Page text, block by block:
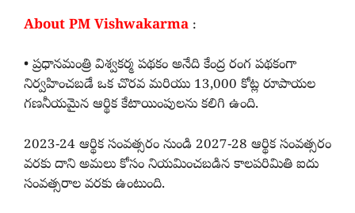
About PM Vishwakarma :
• ప్రధానమంత్రి విశ్వకర్మ పథకం అనేది కేంద్ర రంగ పథకంగా
నిర్వహించబడే ఒక చొరవ మరియు 13,000 కోట్ల రూపాయల
గణనీయమైన ఆర్థిక కేటాయింపులను కలిగి ఉంది.
2023-24 ఆర్థిక సంవత్సరం నుండి 2027-28 ఆర్థిక సంవత్సరం
వరకు దాని అమలు కోసం నియమించబడిన కాలపరిమితి ఐదు
సంవత్సరాల వరకు ఉంటుంది.